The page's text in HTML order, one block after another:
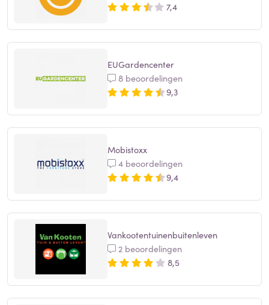
7,4
EUGardencenter
8 beoordelingen
9,3
Mobistoxx
4 beoordelingen
9,4
Vankootentuinenbuitenleven
2 beoordelingen
8,5